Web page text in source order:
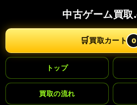
中古ゲーム買
🛒買取カート 0
トップ
買取の流れ